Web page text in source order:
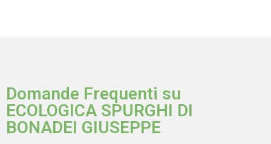
Domande Frequenti su
ECOLOGICA SPURGHI DI
BONADEI GIUSEPPE